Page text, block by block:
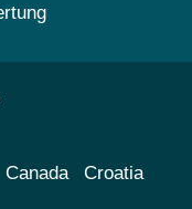
Canada Croatia